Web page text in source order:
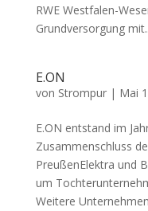
RWE Westfalen-
Grundversorgung
E.ON
von Strompur| Mai
E.ON entstand im
Zusammenschluss
PreußenElektra und
um
Weitere